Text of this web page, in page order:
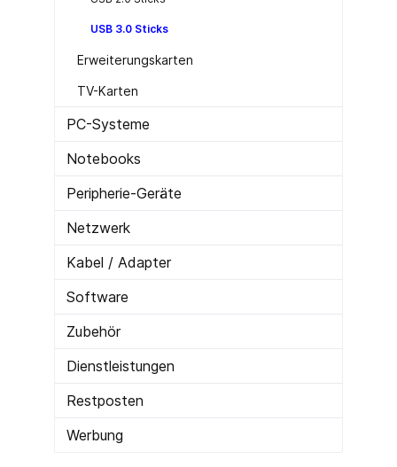
USB 3.0 Sticks
Erweiterungskarten
TV-Karten
PC-Systeme
Notebooks
Peripherie-Geräte
Netzwerk
Kabel / Adapter
Software
Zubehör
Dienstleistungen
Restposten
Werbung